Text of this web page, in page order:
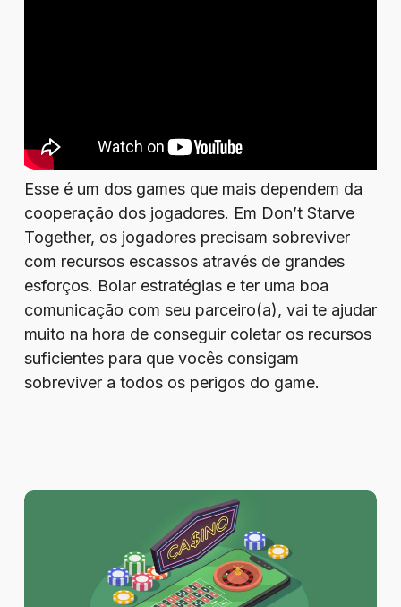
Esse é um dos games que mais dependem da
cooperação dos jogadores. Em Don’t Starve
Together, os jogadores precisam sobreviver
com recursos escassos através de grandes
esforços. Bolar estratégias e ter uma boa
comunicação com seu parceiro(a), vai te ajudar
muito na hora de conseguir coletar os recursos
suficientes para que vocês consigam
sobreviver a todos os perigos do game.
1win